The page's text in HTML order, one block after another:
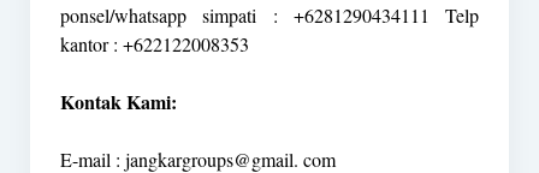
ponsel/whatsapp simpati : +6281290434111 Telp
kantor : +622122008353
Kontak Kami:
E-mail : jangkargroups@gmail. com